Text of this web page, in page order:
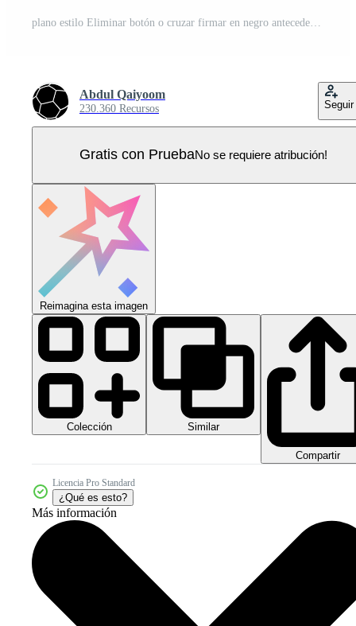
Abdul Qaiyoom
230.360 Recursos Seguir
Gratis con PruebaNo se requiere atribución!
Reimagina esta imagen
Colección Similar
Compartir
Licencia Pro Standard
¿Qué es esto?
Más información